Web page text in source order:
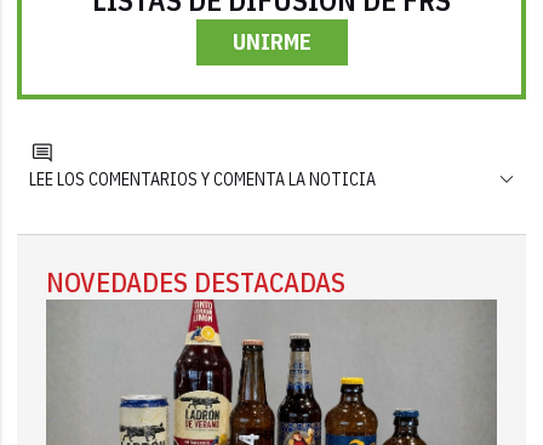
UNIRME
LEE LOS COMENTARIOS Y COMENTA LA NOTICIA
NOVEDADES DESTACADAS